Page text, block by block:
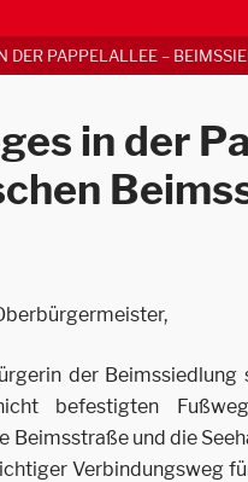
PAPPELALLEE –
in der
der
befestigten
Beimsstraße und die
Verbindungsweg